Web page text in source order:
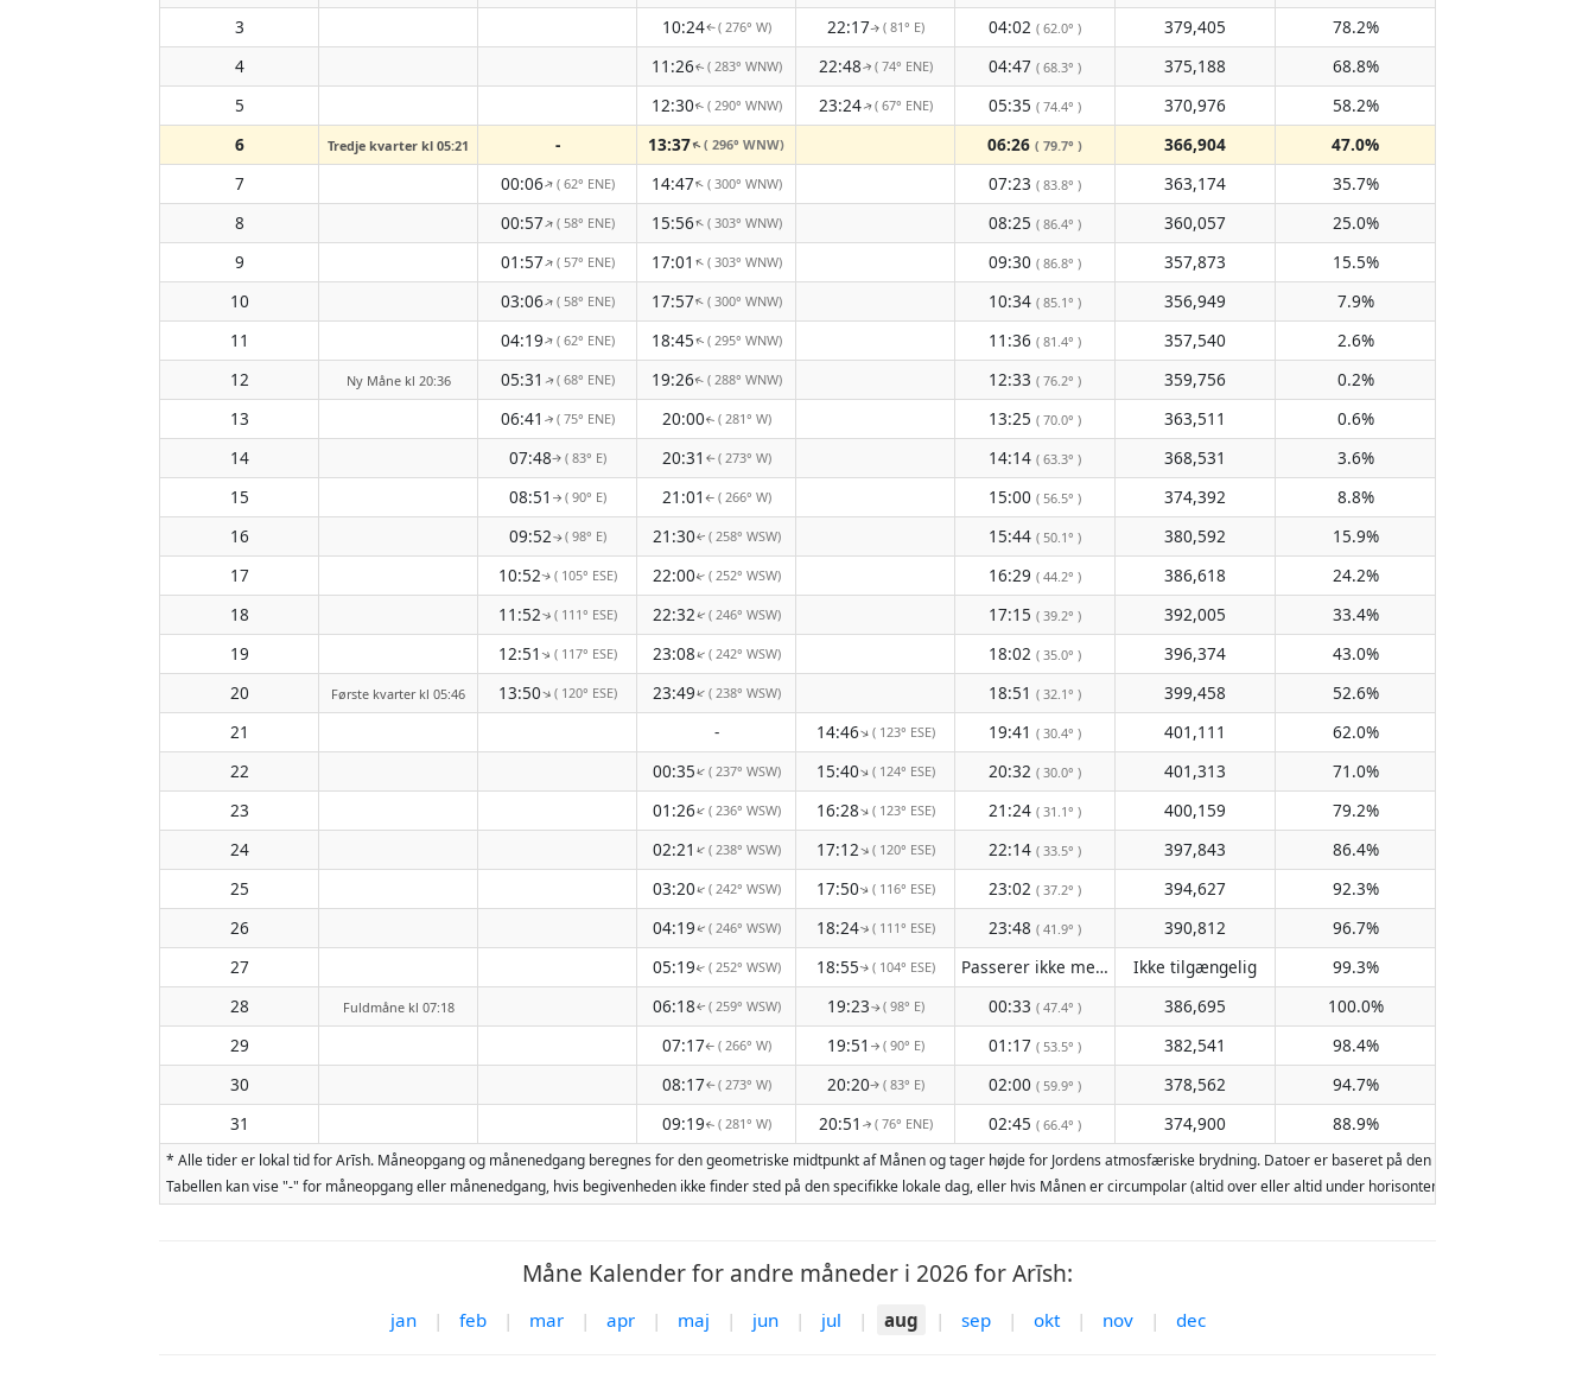
3
10:24↑( 276° W) 22:17↑( 81° E) 04:02 ( 62.0° ) 379,405
78.2%
4
11:26↑( 283° WNW) 22:48↑( 74° ENE) 04:47 ( 68.3° ) 375,188
68.8%
5
12:30↑( 290° WNW) 23:24↑( 67° ENE) 05:35 ( 74.4° ) 370,976
58.2%
6
Tredje kvarter kl 05:21 - 13:37↑( 296° WNW) 06:26 ( 79.7° ) 366,904
47.0%
7
00:06↑( 62° ENE) 14:47↑( 300° WNW) 07:23 ( 83.8° ) 363,174
35.7%
8
00:57↑( 58° ENE) 15:56↑( 303° WNW) 08:25 ( 86.4° ) 360,057
25.0%
9
01:57↑( 57° ENE) 17:01↑( 303° WNW) 09:30 ( 86.8° ) 357,873
15.5%
10
03:06↑( 58° ENE) 17:57↑( 300° WNW) 10:34 ( 85.1° ) 356,949
7.9%
11
04:19↑( 62° ENE) 18:45↑( 295° WNW) 11:36 ( 81.4° ) 357,540
2.6%
12
Ny Måne kl 20:36 05:31 ↑( 68° ENE) 19:26↑( 288° WNW) 12:33 ( 76.2° ) 359,756
0.2%
13
06:41 ↑( 75° ENE) 20:00↑( 281° W) 13:25 ( 70.0° ) 363,511
0.6%
14
07:48↑ ( 83° E) 20:31 ↑ ( 273° W) 14:14 ( 63.3° ) 368,531
3.6%
15
08:51 ↑ ( 90° E) 21:01 ↑ ( 266° W) 15:00 ( 56.5° ) 374,392
8.8%
16
09:52↑( 98° E) 21:30↑( 258° WSW) 15:44 ( 50.1° ) 380,592
15.9%
17
10:52↑( 105° ESE) 22:00↑( 252° WSW) 16:29 ( 44.2° ) 386,618
24.2%
18
11:52↑( 111° ESE) 22:32↑( 246° WSW) 17:15 ( 39.2° ) 392,005
33.4%
19
12:51 ↑( 117° ESE) 23:08↑( 242° WSW) 18:02 ( 35.0° ) 396,374
43.0%
20
Første kvarter kl 05:46 13:50↑( 120° ESE) 23:49↑( 238° WSW) 18:51 ( 32.1° ) 399,458
52.6%
21
- 14:46↑( 123° ESE) 19:41 ( 30.4° ) 401,111
62.0%
22
00:35↑( 237° WSW) 15:40↑( 124° ESE) 20:32 ( 30.0° ) 401,313
71.0%
23
01:26↑( 236° WSW) 16:28↑( 123° ESE) 21:24 ( 31.1° ) 400,159
79.2%
24
02:21↑( 238° WSW) 17:12↑( 120° ESE) 22:14 ( 33.5° ) 397,843
86.4%
25
03:20↑( 242° WSW) 17:50↑( 116° ESE) 23:02 ( 37.2° ) 394,627
92.3%
26
04:19↑( 246° WSW) 18:24↑( 111° ESE) 23:48 ( 41.9° ) 390,812
96.7%
27
05:19↑( 252° WSW) 18:55↑( 104° ESE) Passerer ikke meridianen ( Ikke tilgængelig )
Ikke tilgængelig
99.3%
28
Fuldmåne kl 07:18 06:18↑( 259° WSW) 19:23↑( 98° E) 00:33 ( 47.4° ) 386,695
100.0%
29
07:17↑ ( 266° W) 19:51 ↑ ( 90° E) 01:17 ( 53.5° ) 382,541
98.4%
30
08:17↑ ( 273° W) 20:20↑ ( 83° E) 02:00 ( 59.9° ) 378,562
94.7%
31
09:19↑( 281° W) 20:51 ↑( 76° ENE) 02:45 ( 66.4° ) 374,900 88.9%
* Alle tider er lokal tid for Arīsh. Måneopgang og månenedgang beregnes for den geometriske midtpunkt af Månen og tager højde for Jordens atmosfæriske brydning. Datoer er baseret på den gregorianske
Tabellen kan vise "-" for måneopgang eller månenedgang, hvis begivenheden ikke finder sted på den specifikke lokale dag, eller hvis Månen er circumpolar (altid over eller altid under horisonten). To måneopgange
Måne Kalender for andre måneder i 2026 for Arīsh:
jan | feb | mar | apr | maj | jun | jul | aug | sep | okt | nov | dec